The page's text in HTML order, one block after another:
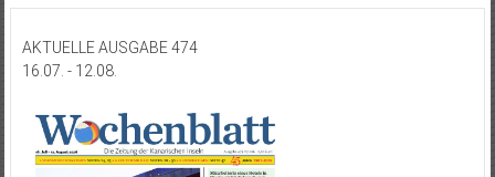
AKTUELLE AUSGABE 474
16.07. - 12.08.